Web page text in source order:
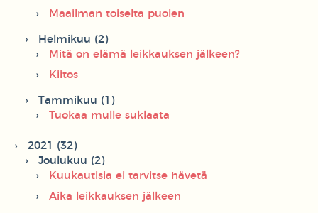
Maailman toiselta puolen
Helmikuu (2)
Mitä on elämä leikkauksen jälkeen?
Kiitos
Tammikuu (1)
Tuokaa mulle suklaata
2021 (32)
Joulukuu (2)
Kuukautisia ei tarvitse hävetä
Aika leikkauksen jälkeen